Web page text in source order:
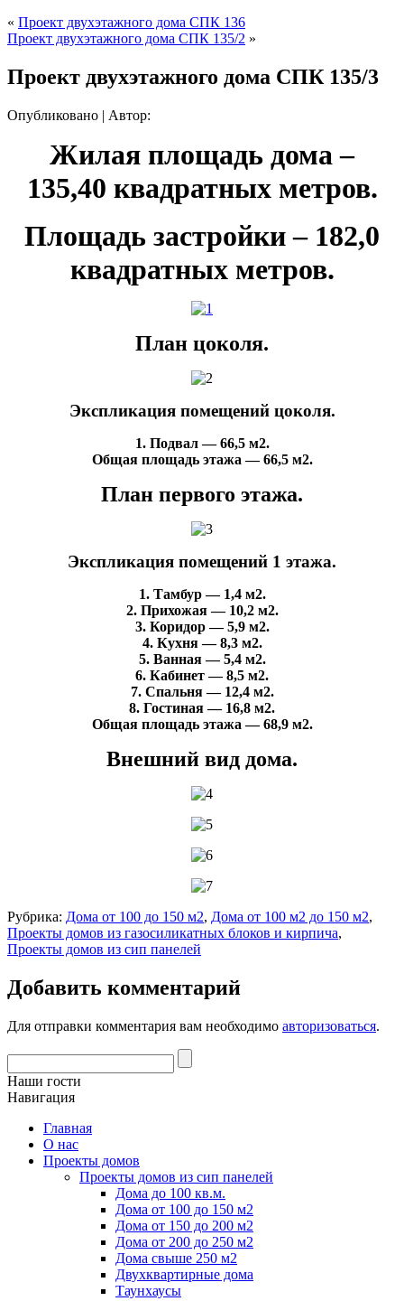
« Проект двухэтажного дома СПК 136
Проект двухэтажного дома СПК 135/2 »
Проект двухэтажного дома СПК 135/3
Опубликовано | Автор:
Жилая площадь дома –
135,40 квадратных метров.
Площадь застройки – 182,0
квадратных метров.
План цоколя.
Экспликация помещений цоколя.
1. Подвал — 66,5 м2.
Общая площадь этажа — 66,5 м2.
План первого этажа.
Экспликация помещений 1 этажа.
1. Тамбур — 1,4 м2.
2. Прихожая — 10,2 м2.
3. Коридор — 5,9 м2.
4. Кухня — 8,3 м2.
5. Ванная — 5,4 м2.
6. Кабинет — 8,5 м2.
7. Спальня — 12,4 м2.
8. Гостиная — 16,8 м2.
Общая площадь этажа — 68,9 м2.
Внешний вид дома.
Рубрика: Дома от 100 до 150 м2, Дома от 100 м2 до 150 м2,
Проекты домов из газосиликатных блоков и кирпича,
Проекты домов из сип панелей
Добавить комментарий
Для отправки комментария вам необходимо авторизоваться.
Наши гости
Навигация
Главная
О нас
Проекты домов
Проекты домов из сип панелей
Дома до 100 кв.м.
Дома от 100 до 150 м2
Дома от 150 до 200 м2
Дома от 200 до 250 м2
Дома свыше 250 м2
Двухквартирные дома
Таунхаусы